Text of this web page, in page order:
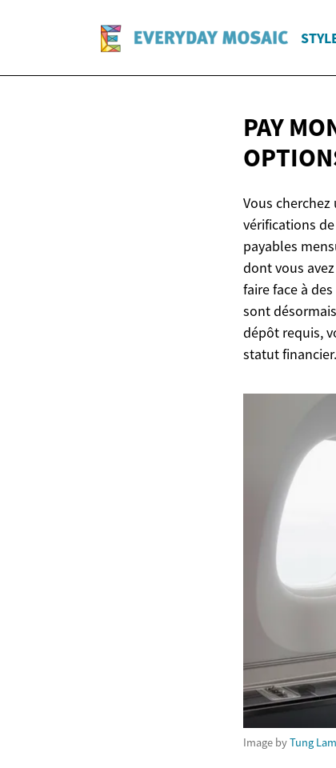
PAY
Vous
vérifications
payables
dont vous
faire face à
sont
dépôt requis,
statut financier.
Image byTung Lam